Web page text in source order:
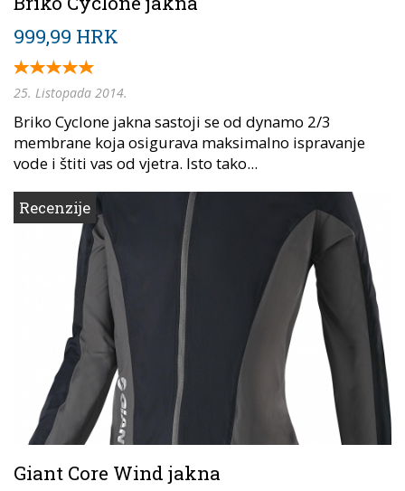
999,99 HRK
25. Listopada 2014.
Briko Cyclone jakna sastoji se od dynamo 2/3
membrane koja osigurava maksimalno ispravanje
vode i štiti vas od vjetra. Isto tako...
Recenzije
Giant Core Wind jakna